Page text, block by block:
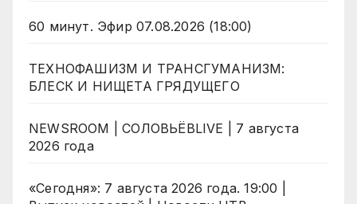
60 минут. Эфир 07.08.2026 (18:00)
ТЕХНОФАШИЗМ И ТРАНСГУМАНИЗМ:
БЛЕСК И НИЩЕТА ГРЯДУЩЕГО
NEWSROOM | СОЛОВЬЁВLIVE | 7 августа
2026 года
«Сегодня»: 7 августа 2026 года. 19:00 |